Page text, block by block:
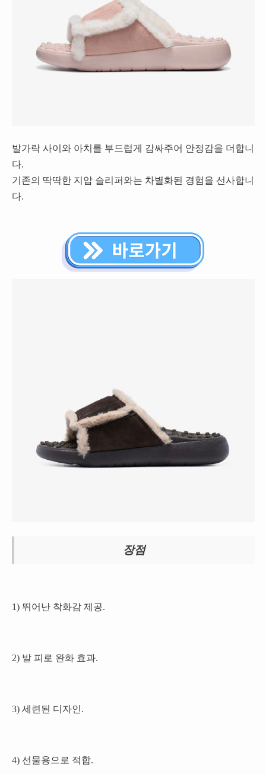
발가락 사이와 아치를 부드럽게 감싸주어 안정감을 더합니
다.
기존의 딱딱한 지압 슬리퍼와는 차별화된 경험을 선사합니
다.
장점
1) 뛰어난 착화감 제공.
2) 발 피로 완화 효과.
3) 세련된 디자인.
4) 선물용으로 적합.